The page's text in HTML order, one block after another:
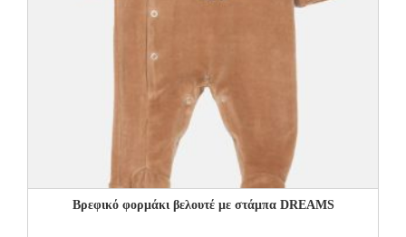
Βρεφικό φορμάκι βελουτέ με στάμπα DREAMS